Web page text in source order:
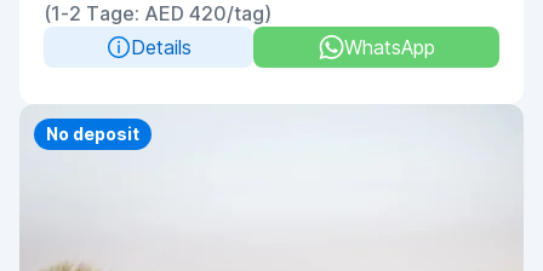
(1-2 Tage: AED 420/tag)
Details
WhatsApp
Priority
No deposit